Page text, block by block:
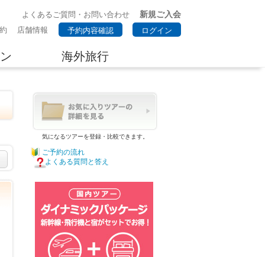
よくあるご質問・お問い合わせ 新規ご入会
店舗情報 予約内容確認 ログイン
海外旅行
気になるツアーを登録・比較できます。
ご予約の流れ
よくある質問と答え